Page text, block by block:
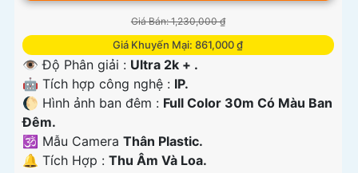
Giá Bán: 1,230,000 ₫
Giá Khuyến Mại: 861,000 ₫
👁 Độ Phân giải : Ultra 2k + .
🤖️ Tích hợp công nghệ : IP.
🌔 Hình ảnh ban đêm : Full Color 30m Có Màu Ban
Ðêm.
🕉️ Mẫu Camera Thân Plastic.
️🔔 Tích Hợp : Thu Âm Và Loa.